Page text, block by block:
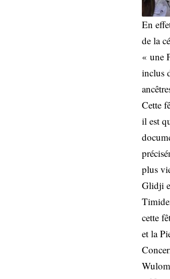
En
de la
« une
inclus
Cette
il est
plus
Glidji
cette
et la